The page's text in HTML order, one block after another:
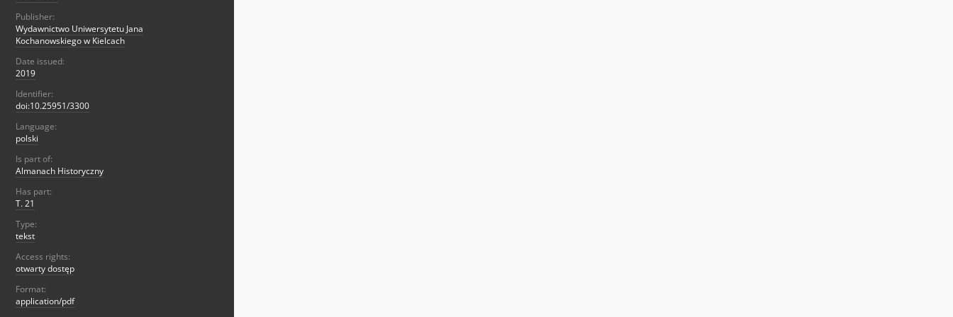
Publisher:
Wydawnictwo Uniwersytetu Jana
Kochanowskiego w Kielcach
Date issued:
2019
Identifier:
doi:10.25951/3300
Language:
polski
Is part of:
Almanach Historyczny
Has part:
T. 21
Type:
tekst
Access rights:
otwarty dostęp
Format:
application/pdf